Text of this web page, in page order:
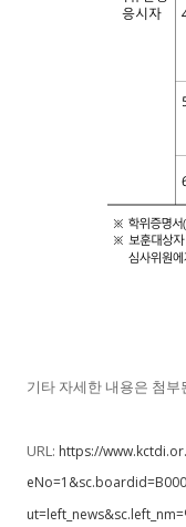
기타 자세한 내용은 첨
URL: https://